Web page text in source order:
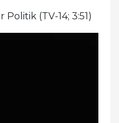
(TV-14; 3:51)